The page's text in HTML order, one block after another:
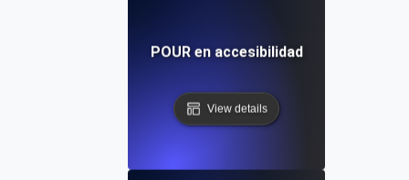
POUR en accesibilidad
View details